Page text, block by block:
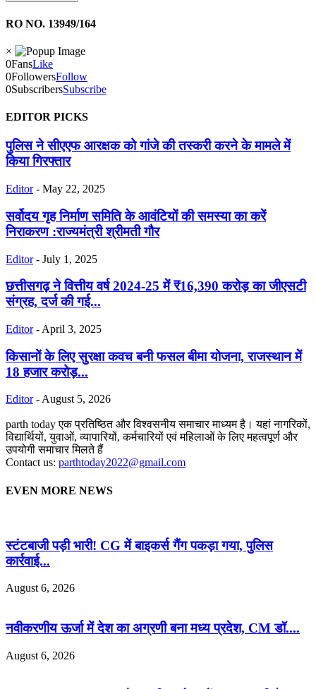
RO NO. 13949/164
×
0FansLike
0FollowersFollow
0SubscribersSubscribe
EDITOR PICKS
पुलिस ने सीएएफ आरक्षक को गांजे की तस्करी करने के मामले में
किया गिरफ्तार
Editor - May 22, 2025
सर्वोदय गृह निर्माण समिति के आवंटियों की समस्या का करें
निराकरण :राज्यमंत्री श्रीमती गौर
Editor - July 1, 2025
छत्तीसगढ़ ने वित्तीय वर्ष 2024-25 में ₹16,390 करोड़ का जीएसटी
संग्रह, दर्ज की गई...
Editor - April 3, 2025
किसानों के लिए सुरक्षा कवच बनी फसल बीमा योजना, राजस्थान में
18 हजार करोड़...
Editor -August 5, 2026
parth today एक प्रतिष्ठित और विश्वसनीय समाचार माध्यम है। यहां नागरिकों,
विद्यार्थियों, युवाओं, व्यापारियों, कर्मचारियों एवं महिलाओं के लिए महत्वपूर्ण और
उपयोगी समाचार मिलते हैं
Contact us: parthtoday2022@gmail.com
EVEN MORE NEWS
स्टंटबाजी पड़ी भारी! CG में बाइकर्स गैंग पकड़ा गया, पुलिस
कार्रवाई...
August 6, 2026
नवीकरणीय ऊर्जा में देश का अग्रणी बना मध्य प्रदेश, CM डॉ....
August 6, 2026